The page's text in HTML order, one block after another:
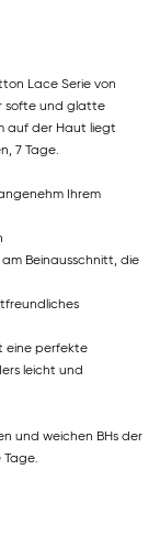
Lace Serie von
softe und glatte
auf der Haut liegt
7 Tage.
Ihrem
Beinausschnitt, die
eine perfekte
leicht und
und weichen BHs der
Tage.